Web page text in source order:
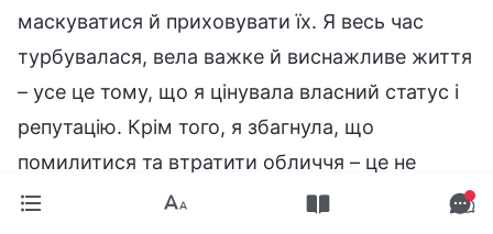
маскуватися й приховувати їх. Я весь час
турбувалася, вела важке й виснажливе життя
– усе це тому, що я цінувала власний статус і
репутацію. Крім того, я збагнула, що
помилитися та втратити обличчя – це не
обов’язково погано. Точно, як сказано в